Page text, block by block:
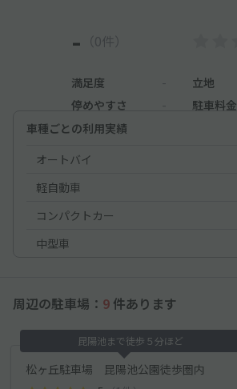
- （0件）
満足度 立地
停めやすさ
駐車料金
車種ごとの利用実績
オートバイ
軽自動車
コンパクトカー
中型車
周辺の駐車場： 9 件あります
昆陽池まで徒歩５分ほど
松ヶ丘駐車場 昆陽池公園徒歩圏内